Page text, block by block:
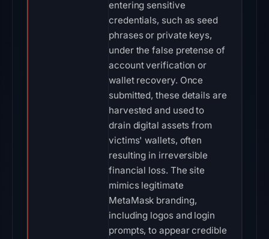
entering sensitive
credentials, such as seed
phrases or private keys,
under the false pretense of
account verification or
wallet recovery. Once
submitted, these details are
harvested and used to
drain digital assets from
victims' wallets, often
resulting in irreversible
financial loss. The site
mimics legitimate
MetaMask branding,
including logos and login
prompts, to appear credible